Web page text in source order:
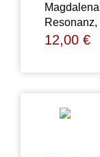
Magdalena
Resonanz,
12,00 €